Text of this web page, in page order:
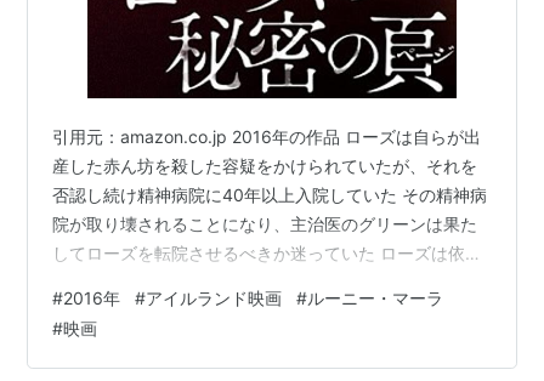
引用元：amazon.co.jp 2016年の作品 ローズは自らが出
産した赤ん坊を殺した容疑をかけられていたが、それを
否認し続け精神病院に40年以上入院していた その精神病
院が取り壊されることになり、主治医のグリーンは果た
してローズを転院させるべきか迷っていた ローズは依然
院してからずっと聖書の余白に書き続けてきた日記をも
とにグリーン医師に自分の半生を語り始める 観応えと同
等の疲れが鑑賞後に襲ってくる、なかなか評価の難しい
#2016年 #アイルランド映画 #ルーニー・マーラ
#映画